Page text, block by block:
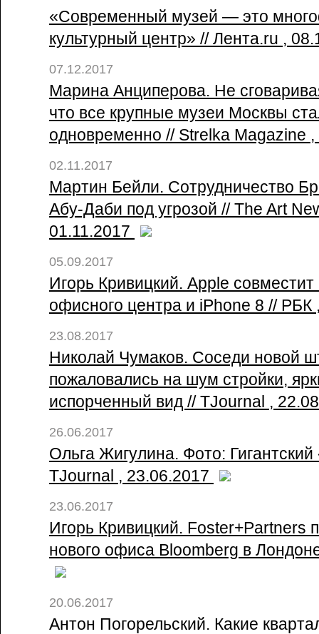
«Современный музей — это
культурный центр» // Лента.ru ,
07.12.2017
Марина Анциперова. Не
что все крупные музеи Москвы
одновременно // Strelka Magazine
02.11.2017
Мартин Бейли. Сотрудничество
Абу-Даби под угрозой // The Art
01.11.2017
05.09.2017
Игорь Кривицкий. Apple
офисного центра и iPhone 8 //
23.08.2017
Николай Чумаков. Соседи новой
пожаловались на шум стройки,
испорченный вид // TJournal ,
26.06.2017
Ольга Жигулина. Фото:
TJournal , 23.06.2017
23.06.2017
Игорь Кривицкий. Foster+Partners
нового офиса Bloomberg в
20.06.2017
Антон Погорельский. Какие